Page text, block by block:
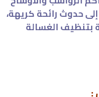
حدوث رائحة كريهة،
الغسالة
: